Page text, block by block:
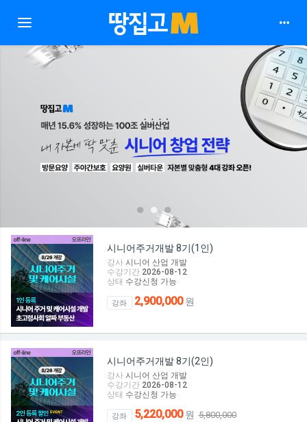
Toggle navigation
1 2 3
시니어주거개발 8기(1인)
강사 시니어 산업 개발
수강기간 2026-08-12
상태 수강신청 가능
강좌 2,900,000원
시니어주거개발 8기(2인)
강사 시니어 산업 개발
수강기간 2026-08-12
상태 수강신청 가능
강좌 5,220,000원5,800,000